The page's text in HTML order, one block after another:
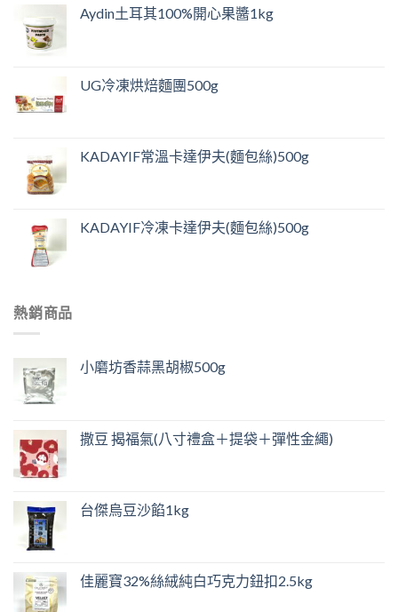
Aydin土耳其100%開心果醬1kg
UG冷凍烘焙麵團500g
KADAYIF常溫卡達伊夫(麵包絲)500g
KADAYIF冷凍卡達伊夫(麵包絲)500g
熱銷商品
小磨坊香蒜黑胡椒500g
撒豆 揭福氣(八寸禮盒＋提袋＋彈性金繩)
台傑烏豆沙餡1kg
佳麗寶32%絲絨純白巧克力鈕扣2.5kg